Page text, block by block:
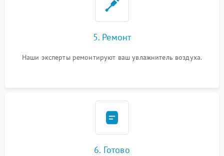
5. Ремонт
Наши эксперты ремонтируют ваш увлажнитель воздуха.
6. Готово